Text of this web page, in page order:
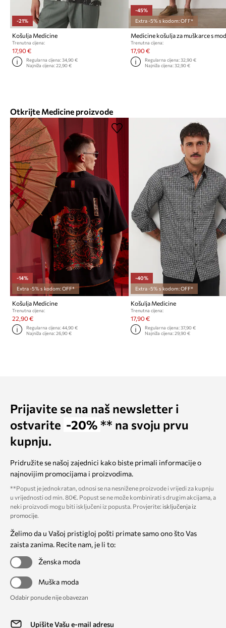
-21%
Košulja Medicine
Trenutna cijena:
17,90 €
Regularna cijena:34,90 €
Najniža cijena:22,90 €
-45%
Extra -5% s kodom: OFF*
Medicine košulja za muškarce s
Trenutna cijena:
17,90 €
Regularna cijena: 32,90 €
Najniža cijena: 32,90 €
Otkrijte Medicine proizvode
-14%
Extra -5% s kodom: OFF*
Košulja Medicine
Trenutna cijena:
22,90 €
Regularna cijena:44,90 €
Najniža cijena:26,90 €
-40%
Extra -5% s kodom: OFF*
Košulja Medicine
Trenutna cijena:
17,90 €
Regularna cijena: 37,90 €
Najniža cijena: 29,90 €
Prijavite se na naš newsletter i
ostvarite -20% ** na svoju prvu
kupnju.
Pridružite se našoj zajednici kako biste primali informacije o
najnovijim promocijama i proizvodima.
**Popust je jednokratan, odnosi se na nesnižene proizvode i vrijedi za kupnju
u vrijednosti od min. 80€. Popust se ne može kombinirati s drugim akcijama, a
neki proizvodi mogu biti isključeni iz popusta. Provjerite: isključenja iz
promocije.
Želimo da u Vašoj pristigloj pošti primate samo ono što Vas
zaista zanima. Recite nam, je li to:
Ženska moda
Muška moda
Odabir ponude nije obavezan